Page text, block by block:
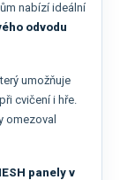
nabízí ideální
odvodu
umožňuje
cvičení i hře.
omezoval
panely v